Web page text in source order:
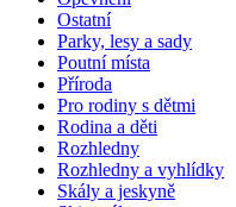
Ostatní
Parky, lesy a sady
Poutní místa
Příroda
Pro rodiny s dětmi
Rodina a děti
Rozhledny
Rozhledny a vyhlídky
Skály a jeskyně